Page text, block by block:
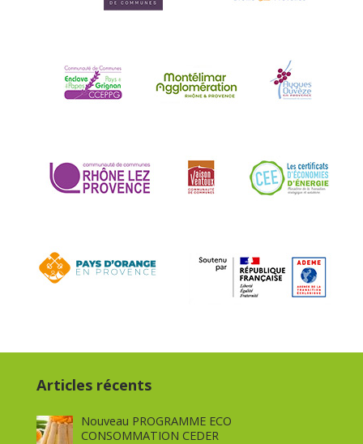
Articles récents
Nouveau PROGRAMME ECO
CONSOMMATION CEDER